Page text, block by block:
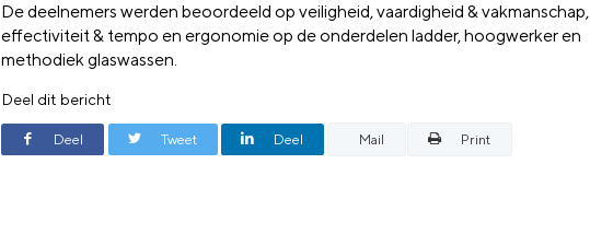
De deelnemers werden beoordeeld op veiligheid, vaardigheid & vakmanschap,
effectiviteit & tempo en ergonomie op de onderdelen ladder, hoogwerker en
methodiek glaswassen.
Deel dit bericht
Deel Tweet Deel Mail Print